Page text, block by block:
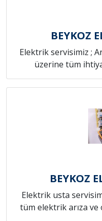
BEYKOZ
Elektrik servisimiz ;
üzerine tüm
BEYKOZ
Elektrik usta
tüm elektrik arıza ve